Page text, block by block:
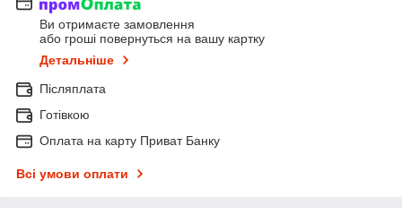
Ви отримаєте замовлення
або гроші повернуться на вашу картку
Детальніше
Післяплата
Готівкою
Оплата на карту Приват Банку
Всі умови оплати